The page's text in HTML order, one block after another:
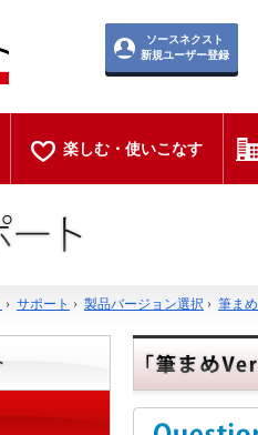
ソースネクスト
新規ユーザー登録
楽しむ・使いこなす
› サポート › 製品バージョン選択 › 筆ま